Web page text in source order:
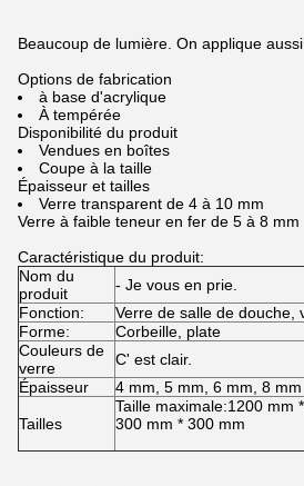
Beaucoup de lumière. On applique
Options de fabrication
à base d'acrylique
À tempérée
Disponibilité du produit
Vendues en boîtes
Coupe à la taille
Épaisseur et tailles
Verre transparent de 4 à 10 mm
Verre à faible teneur en fer de 5 à 8 mm
Caractéristique du produit:
Nom du
produit
- Je vous en prie.
Fonction:
Verre de salle de douche,
Forme:
Corbeille, plate
Couleurs de
verre
C' est clair.
Épaisseur
4 mm, 5 mm, 6 mm, 8 mm
Tailles
Taille maximale:1200 mm
300 mm * 300 mm